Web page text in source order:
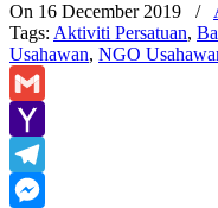
On 16 December 2019 /
Tags: Aktiviti Persatuan,
Usahawan, NGO
Gmail
Yahoo
Mail
Telegram